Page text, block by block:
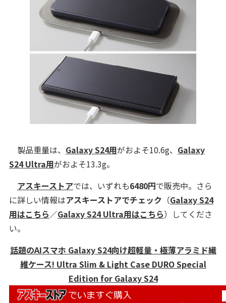
製品重量は、 Galaxy S24用がおよそ10.6g、 Galaxy
S24 Ultra用がおよそ13.3g。
アスキーストアでは、いずれも6480円で販売中。さら
に詳しい情報はアスキーストアでチェック （Galaxy S24
用はこちら／Galaxy S24 Ultra用はこちら）してくださ
い。
話題のAIスマホ Galaxy S24向け超軽量・極薄アラミド繊
維ケース! Ultra Slim & Light Case DURO Special
Edition for Galaxy S24